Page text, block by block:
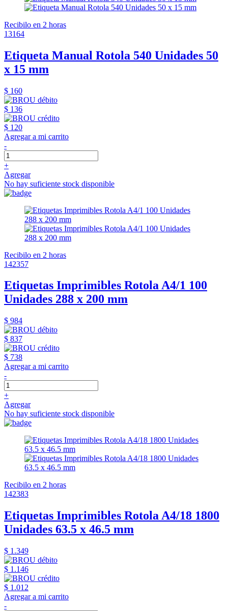
Recibilo en 2 horas
13164
Etiqueta Manual Rotola 540 Unidades 50
x 15 mm
$ 160
$ 136
$ 120
Agregar a mi carrito
-
+
Agregar
No hay suficiente stock disponible
Recibilo en 2 horas
142357
Etiquetas Imprimibles Rotola A4/1 100
Unidades 288 x 200 mm
$ 984
$ 837
$ 738
Agregar a mi carrito
-
+
Agregar
No hay suficiente stock disponible
Recibilo en 2 horas
142383
Etiquetas Imprimibles Rotola A4/18 1800
Unidades 63.5 x 46.5 mm
$ 1.349
$ 1.146
$ 1.012
Agregar a mi carrito
-